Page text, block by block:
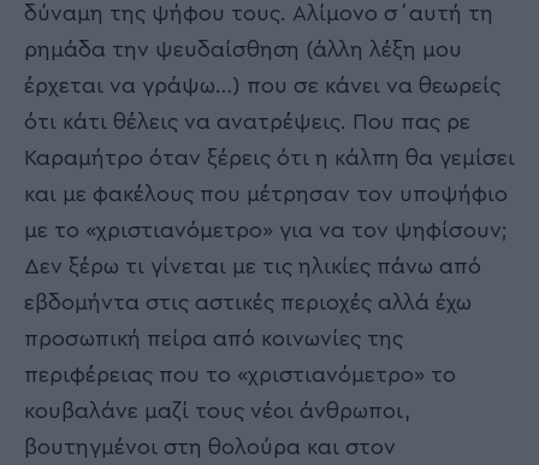
δύναμη της ψήφου τους. Αλίμονο σ΄αυτή τη
ρημάδα την ψευδαίσθηση (άλλη λέξη μου
έρχεται να γράψω…) που σε κάνει να θεωρείς
ότι κάτι θέλεις να ανατρέψεις. Που πας ρε
Καραμήτρο όταν ξέρεις ότι η κάλπη θα γεμίσει
και με φακέλους που μέτρησαν τον υποψήφιο
με το «χριστιανόμετρο» για να τον ψηφίσουν;
Δεν ξέρω τι γίνεται με τις ηλικίες πάνω από
εβδομήντα στις αστικές περιοχές αλλά έχω
προσωπική πείρα από κοινωνίες της
περιφέρειας που το «χριστιανόμετρο» το
κουβαλάνε μαζί τους νέοι άνθρωποι,
βουτηγμένοι στη θολούρα και στον